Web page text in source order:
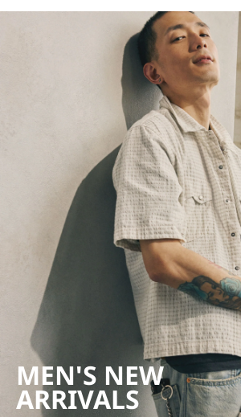
MEN'S NEW
ARRIVALS